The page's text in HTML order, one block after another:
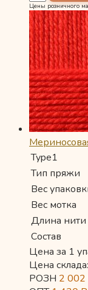
Цены розничного
Type1
Тип пряжи
Вес
Вес мотка
Длина нити
Состав
Цена за 1
Цена склада:
РОЗН 2 002